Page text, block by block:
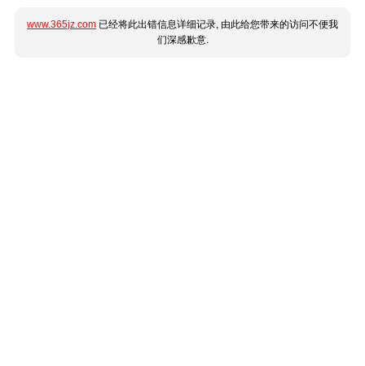
www.365jz.com 已经将此出错信息详细记录, 由此给您带来的访问不便我
们深感歉意.